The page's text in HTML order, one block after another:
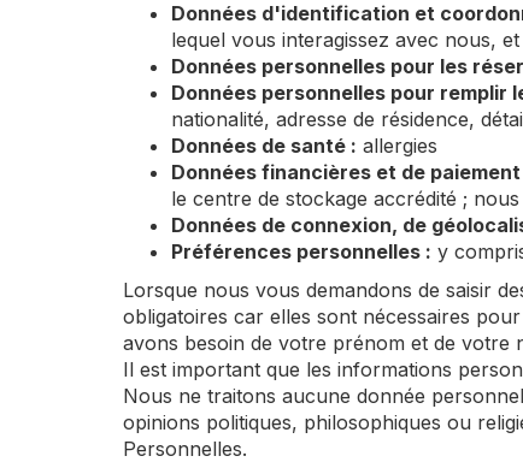
Données d'identification et
lequel vous interagissez avec nous,
Données personnelles pour les
Données personnelles pour remplir
nationalité, adresse de résidence,
Données de santé : allergies
Données financières et de paiement
le centre de stockage accrédité ;
Données de connexion, de
Préférences personnelles : y
Lorsque nous vous demandons de saisir
obligatoires car elles sont nécessaires
avons besoin de votre prénom et de votre
Il est important que les informations
Nous ne traitons aucune donnée
opinions politiques, philosophiques ou
Personnelles.